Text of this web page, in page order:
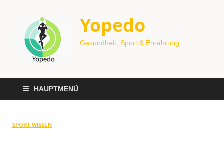
Yopedo
Gesundheit, Sport & Ernährung
HAUPTMENÜ
SPORT WISSEN